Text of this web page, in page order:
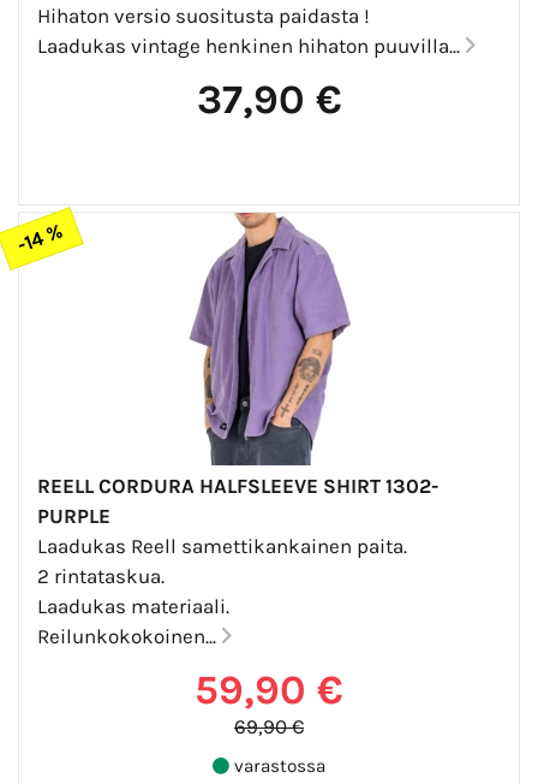
Hihaton versio suositusta paidasta !
Laadukas vintage henkinen hihaton puuvilla...
37,90 €
-14 %
REELL CORDURA HALFSLEEVE SHIRT 1302-
PURPLE
Laadukas Reell samettikankainen paita.
2 rintataskua.
Laadukas materiaali.
Reilunkokokoinen...
59,90 €
69,90 €
varastossa